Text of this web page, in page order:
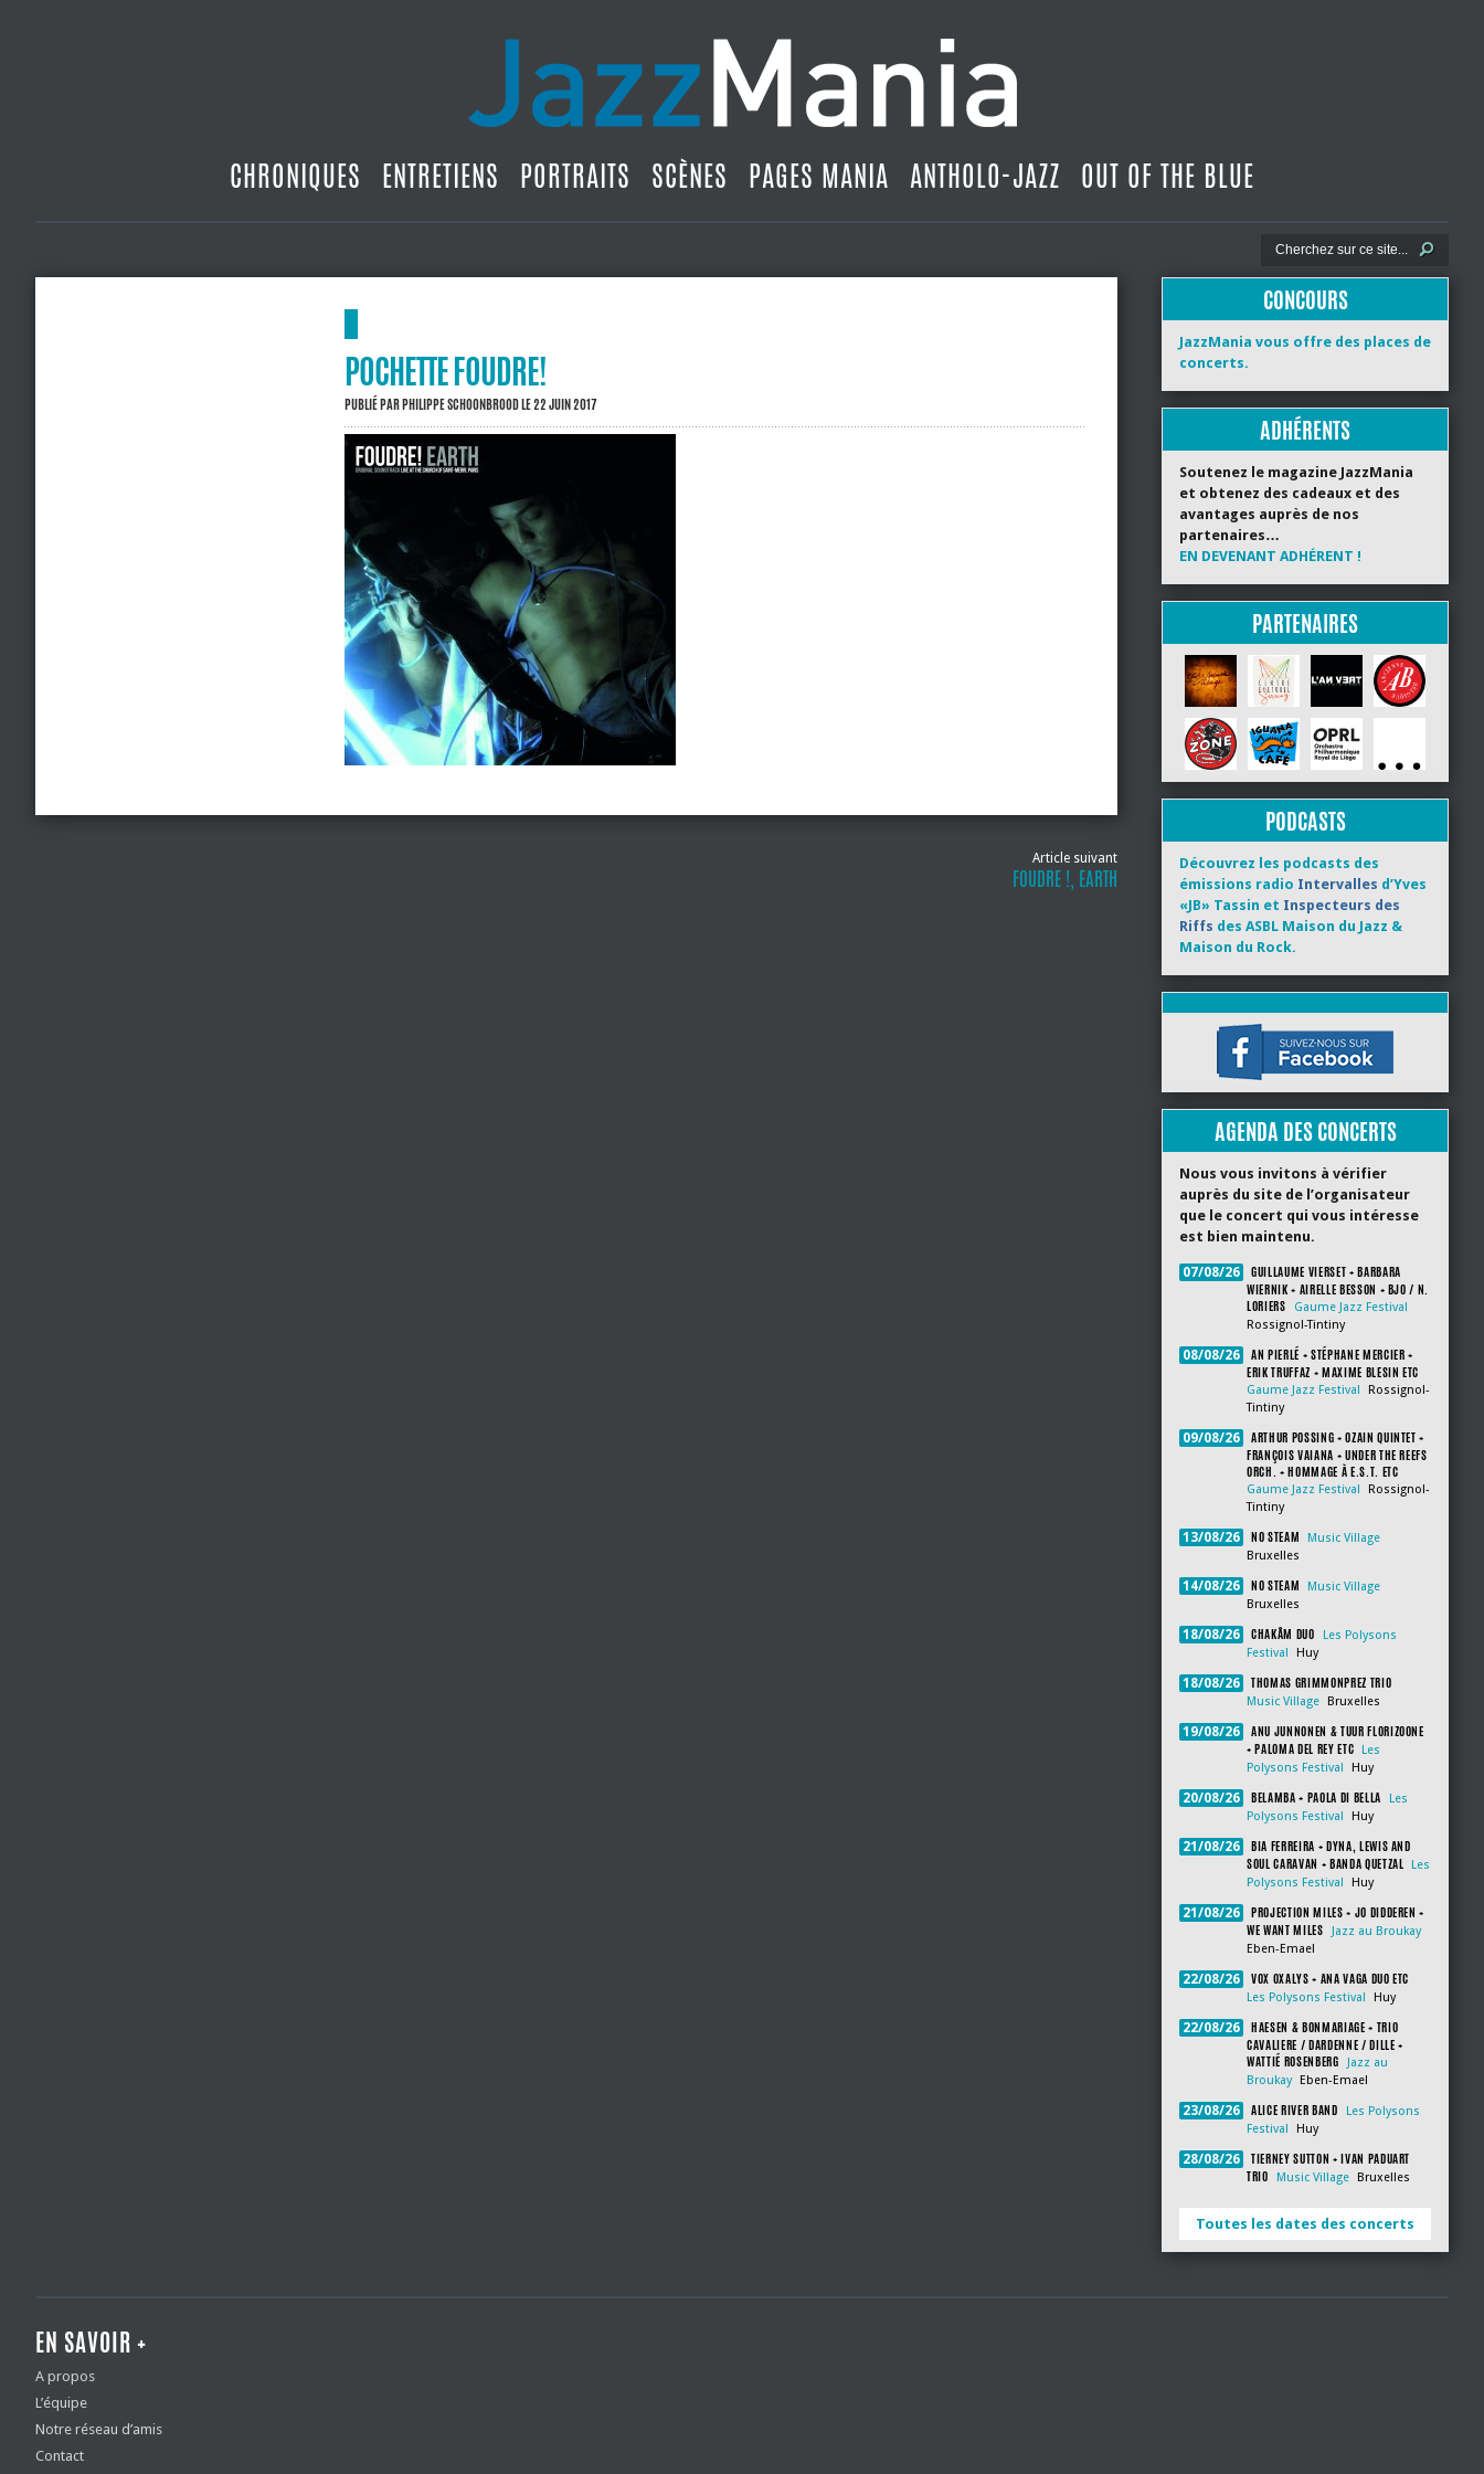
CHRONIQUES ENTRETIENS PORTRAITS SCÈNES PAGES MANIA ANTHOLO-JAZZ OUT OF THE BLUE
POCHETTE FOUDRE!
PUBLIÉ PARPHILIPPE SCHOONBROODLE 22 JUIN 2017
Article suivant
FOUDRE !, EARTH
CONCOURS
JazzMania vous offre des places de
concerts.
ADHÉRENTS
Soutenez le magazine JazzMania
et obtenez des cadeaux et des
avantages auprès de nos
partenaires…
EN DEVENANT ADHÉRENT !
PARTENAIRES
PODCASTS
Découvrez les podcasts des
émissions radio Intervalles d’Yves
«JB» Tassin et Inspecteurs des
Riffs des ASBL Maison du Jazz &
Maison du Rock.
AGENDA DES CONCERTS
Nous vous invitons à vérifier
auprès du site de l’organisateur
que le concert qui vous intéresse
est bien maintenu.
07/08/26
GUILLAUME VIERSET + BARBARA
WIERNIK + AIRELLE BESSON + BJO / N.
LORIERS
Gaume Jazz Festival
Rossignol-Tintiny
08/08/26
AN PIERLÉ + STÉPHANE MERCIER +
ERIK TRUFFAZ + MAXIME BLESIN ETC
Gaume Jazz Festival
Rossignol-
Tintiny
09/08/26
ARTHUR POSSING + OZAIN QUINTET +
FRANÇOIS VAIANA + UNDER THE REEFS
ORCH. + HOMMAGE À E.S.T. ETC
Gaume Jazz Festival
Rossignol-
Tintiny
13/08/26 NO STEAM
Music Village
Bruxelles
14/08/26 NO STEAM
Music Village
Bruxelles
18/08/26 CHAKÂM DUO
Les Polysons
Festival
Huy
18/08/26 THOMAS GRIMMONPREZ TRIO
Music Village Bruxelles
19/08/26
ANU JUNNONEN & TUUR FLORIZOONE
+ PALOMA DEL REY ETC
Les
Polysons Festival
Huy
20/08/26 BELAMBA + PAOLA DI BELLA
Les
Polysons Festival
Huy
21/08/26
BIA FERREIRA + DYNA, LEWIS AND
SOUL CARAVAN + BANDA QUETZAL
Les
Polysons Festival
Huy
21/08/26
PROJECTION MILES + JO DIDDEREN +
WE WANT MILES
Jazz au Broukay
Eben-Emael
22/08/26 VOX OXALYS + ANA VAGA DUO ETC
Les Polysons Festival Huy
22/08/26
HAESEN & BONMARIAGE + TRIO
CAVALIERE / DARDENNE / DILLE +
WATTIÉ ROSENBERG
Jazz au
Broukay
Eben-Emael
23/08/26 ALICE RIVER BAND
Les Polysons
Festival
Huy
28/08/26
TIERNEY SUTTON + IVAN PADUART
TRIO
Music Village Bruxelles
Toutes les dates des concerts
EN SAVOIR +
A propos
L’équipe
Notre réseau d’amis
Contact